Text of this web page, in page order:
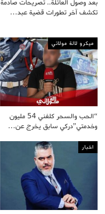
بعد وصول العائلة.. تصريحات صادمة
تكشف آخر تطورات قضية عبد…
ميكرو لالة مولاتي
“الحب والسحر كلفني 54 مليون
وخدمتي”دركي سابق يخرج عن…
اخبار